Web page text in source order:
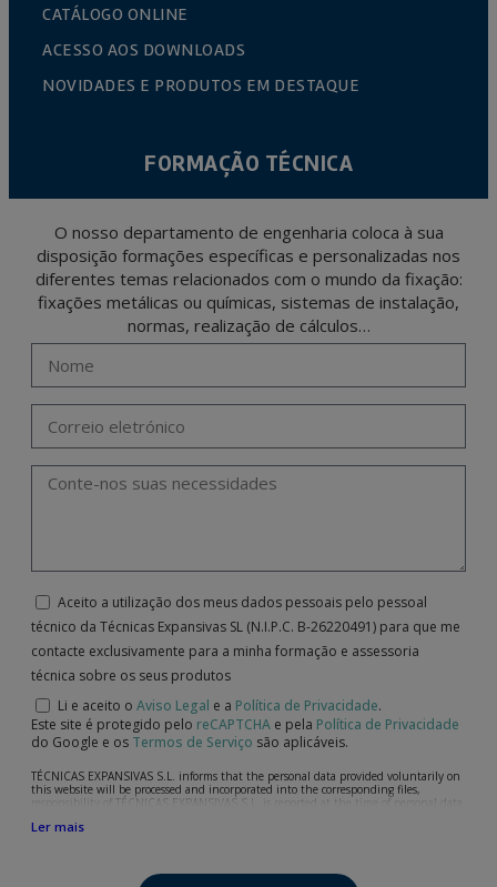
CATÁLOGO ONLINE
ACESSO AOS DOWNLOADS
NOVIDADES E PRODUTOS EM DESTAQUE
FORMAÇÃO TÉCNICA
O nosso departamento de engenharia coloca à sua
disposição formações específicas e personalizadas nos
diferentes temas relacionados com o mundo da fixação:
fixações metálicas ou químicas, sistemas de instalação,
normas, realização de cálculos…
Aceito a utilização dos meus dados pessoais pelo pessoal
técnico da Técnicas Expansivas SL (N.I.P.C. B-26220491) para que me
contacte exclusivamente para a minha formação e assessoria
técnica sobre os seus produtos
Li e aceito o Aviso Legal e a Política de Privacidade.
Este site é protegido pelo reCAPTCHA e pela Política de Privacidade
do Google e os Termos de Serviço são aplicáveis.
TÉCNICAS EXPANSIVAS S.L. informs that the personal data provided voluntarily on
this website will be processed and incorporated into the corresponding files,
responsibility of TÉCNICAS EXPANSIVAS S.L, is reported at the time of personal data
following: attention to your referred request, complaint or question, established
Ler mais